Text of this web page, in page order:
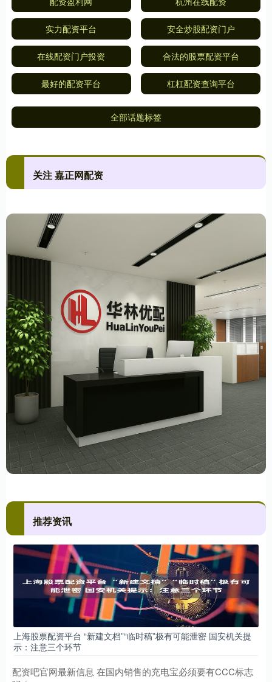
实力配资平台 安全炒股配资门户
在线配资门户投资 合法的股票配资平台
最好的配资平台 杠杠配资查询平台
全部话题标签
关注 嘉正网配资
推荐资讯
上海股票配资平台 “新建文档”“临时稿”极有可能泄密 国安机关提
示：注意三个环节
配资吧官网最新信息 在国内销售的充电宝必须要有CCC标志